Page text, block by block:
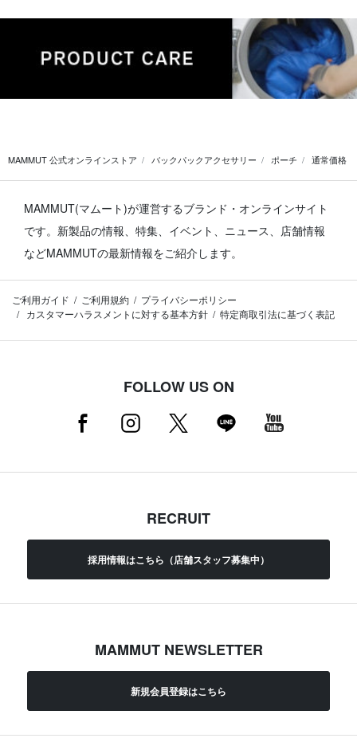
MAMMUT 公式オンラインストア バックパックアクセサリー ポーチ 通常価格
MAMMUT(マムート)が運営するブランド・オンラインサイト
です。 新製品の情報、特集、イベント、ニュース、店舗情報
などMAMMUTの最新情報をご紹介します。
ご利用ガイド ご利用規約
プライバシーポリシー
カスタマーハラスメントに対する基本方針
特定商取引法に基づく表記
FOLLOW US ON
RECRUIT
採用情報はこちら（店舗スタッフ募集中）
MAMMUT NEWSLETTER
新規会員登録はこちら